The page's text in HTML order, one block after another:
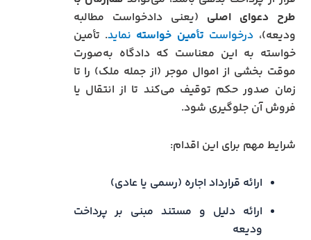
طرح دعوای اصلی (یعنی دادخواست مطالبه
ودیعه)، درخواست تأمین خواسته نماید. تأمین
خواسته به این معناست که دادگاه به‌صورت
موقت بخشی از اموال موجر (از جمله ملک) را تا
زمان صدور حکم توقیف می‌کند تا از انتقال یا
فروش آن جلوگیری شود.
شرایط مهم برای این اقدام:
ارائه قرارداد اجاره (رسمی یا عادی)
ارائه دلیل و مستند مبنی بر پرداخت
ودیعه